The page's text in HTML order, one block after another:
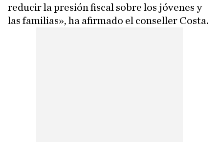
reducir la presión fiscal sobre los jóvenes y
las familias», ha afirmado el conseller Costa.